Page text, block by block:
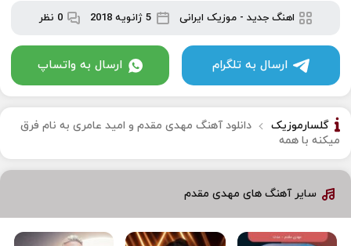
اهنگ جدید -موزیک ایرانی 5 ژانویه 2018 0 نظر
ارسال به تلگرام ارسال به واتساپ
گلسارموزیک
دانلود آهنگ مهدی مقدم و امید عامری به نام فرق
میکنه با همه
سایر آهنگ های مهدی مقدم